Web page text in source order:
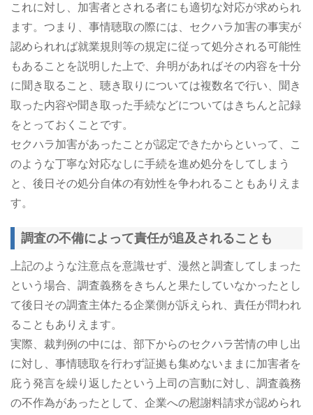
これに対し、加害者とされる者にも適切な対応が求められ
ます。つまり、事情聴取の際には、セクハラ加害の事実が
認められれば就業規則等の規定に従って処分される可能性
もあることを説明した上で、弁明があればその内容を十分
に聞き取ること、聴き取りについては複数名で行い、聞き
取った内容や聞き取った手続などについてはきちんと記録
をとっておくことです。
セクハラ加害があったことが認定できたからといって、こ
のような丁寧な対応なしに手続を進め処分をしてしまう
と、後日その処分自体の有効性を争われることもありえま
す。
調査の不備によって責任が追及されることも
上記のような注意点を意識せず、漫然と調査してしまった
という場合、調査義務をきちんと果たしていなかったとし
て後日その調査主体たる企業側が訴えられ、責任が問われ
ることもありえます。
実際、裁判例の中には、部下からのセクハラ苦情の申し出
に対し、事情聴取を行わず証拠も集めないままに加害者を
庇う発言を繰り返したという上司の言動に対し、調査義務
の不作為があったとして、企業への慰謝料請求が認められ